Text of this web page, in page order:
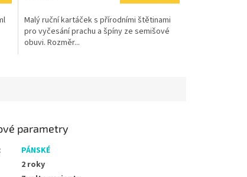
Malý ruční kartáček s přírodními štětinami
pro vyčesání prachu a špíny ze semišové
obuvi. Rozměr...
parametry
:
PÁNSKÉ
2 roky